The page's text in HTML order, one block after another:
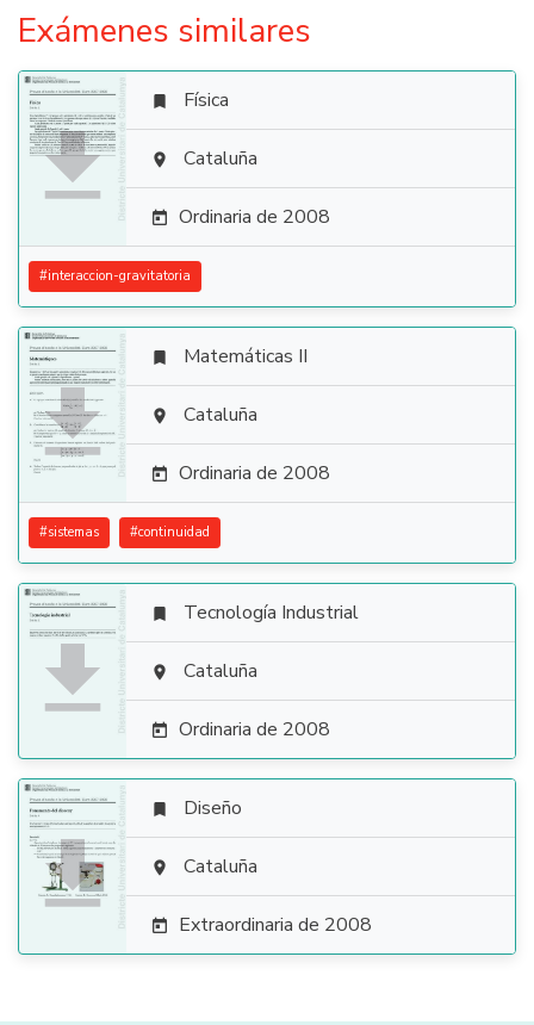
Exámenes similares

 Física
 Cataluña
 Ordinaria de 2008
#interaccion-gravitatoria

 Matemáticas II
 Cataluña
 Ordinaria de 2008
#sistemas #continuidad

 Tecnología Industrial
 Cataluña
 Ordinaria de 2008

 Diseño
 Cataluña
 Extraordinaria de 2008